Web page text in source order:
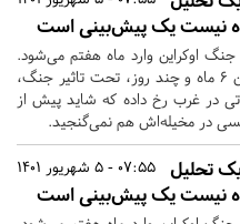
نیست یک پیش‌بینی است
جنگ اوکراین وارد ماه هفتم می‌شود.
در این ۶ ماه و چند روز، تحت تاثیر جنگ،
در غرب رخ داده که شاید پیش از
در مخیله‌اش هم نمی‌گنجید.
07:55 - 5 شهریور 1401
تحلیل
نیست یک پیش‌بینی است